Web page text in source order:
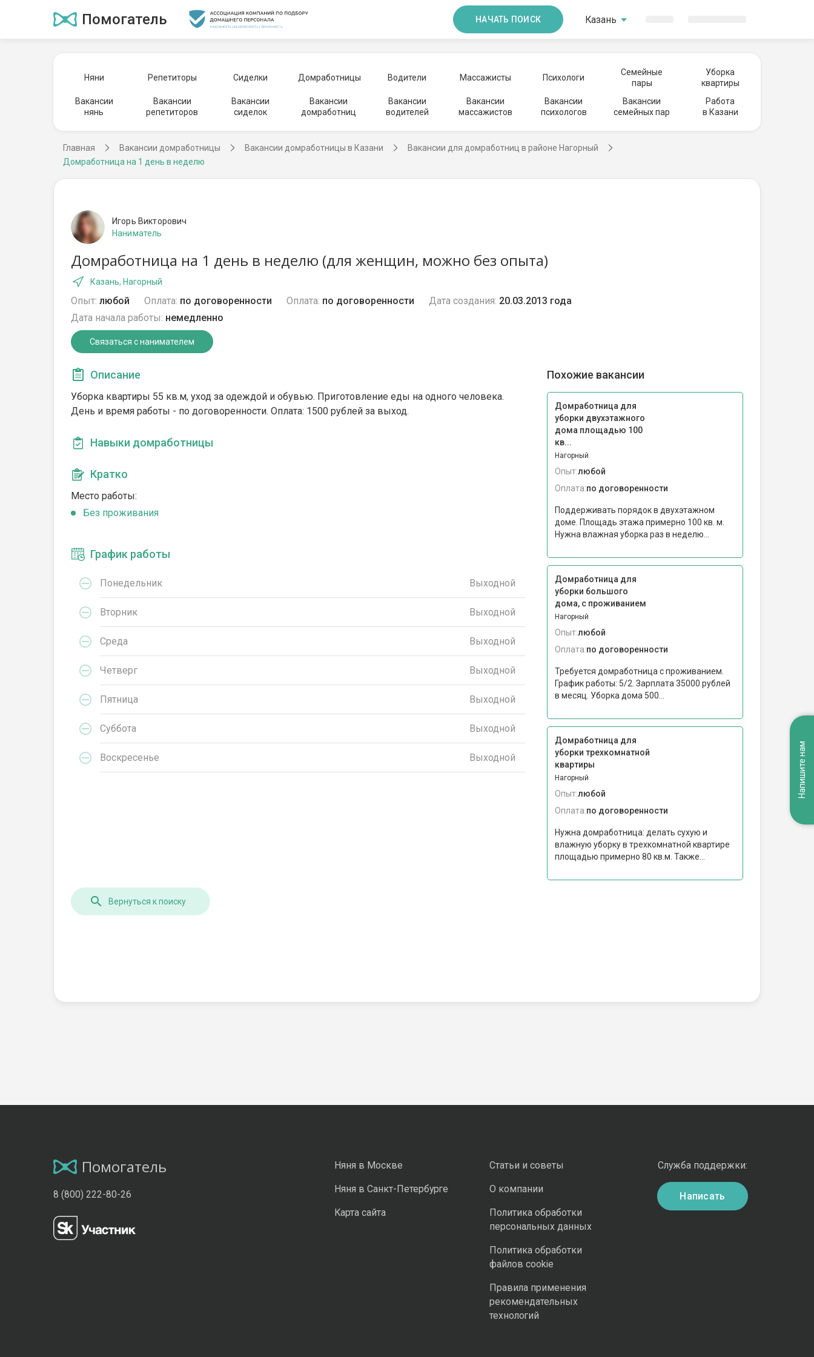
Помогатель НАЧАТЬ ПОИСК Казань
Няни Репетиторы Сиделки Домработницы Водители Массажисты Психологи
Семейные
пары
Уборка
квартиры
Вакансии
нянь
Вакансии
репетиторов
Вакансии
сиделок
Вакансии
домработниц
Вакансии
водителей
Вакансии
массажистов
Вакансии
психологов
Вакансии
семейных пар
Работа
в Казани
Главная Вакансии домработницы Вакансии домработницы в Казани
Вакансии для домработниц в районе Нагорный
Домработница на 1 день в неделю
Игорь Викторович
Наниматель
Домработница на 1 день в неделю (для женщин, можно без опыта)
Казань, Нагорный
Опыт: любой Оплата: по договоренности Оплата: по договоренности Дата создания: 20.03.2013 года
Дата начала работы: немедленно
Связаться с нанимателем
Описание
Уборка квартиры 55 кв.м, уход за одеждой и обувью. Приготовление еды на одного человека.
День и время работы - по договоренности. Оплата: 1500 рублей за выход.
Навыки домработницы
Кратко
Место работы:
Без проживания
График работы
Понедельник Выходной
Вторник Выходной
Среда Выходной
Четверг Выходной
Пятница Выходной
Суббота Выходной
Воскресенье Выходной
Похожие вакансии
Домработница для
уборки двухэтажного
дома площадью 100
кв...
Нагорный
Опыт:любой
Оплата:по договоренности
Поддерживать порядок в двухэтажном
доме. Площадь этажа примерно 100 кв. м.
Нужна влажная уборка раз в неделю...
Домработница для
уборки большого
дома, с проживанием
Нагорный
Опыт:любой
Оплата:по договоренности
Требуется домработница с проживанием.
График работы: 5/2. Зарплата 35000 рублей
в месяц. Уборка дома 500...
Домработница для
уборки трехкомнатной
квартиры
Нагорный
Опыт:любой
Оплата:по договоренности
Нужна домработница: делать сухую и
влажную уборку в трехкомнатной квартире
площадью примерно 80 кв.м. Также...
Вернуться к поиску
Помогатель
8 (800) 222-80-26
Няня в Москве
Няня в Санкт-Петербурге
Карта сайта
Статьи и советы
О компании
Политика обработки
персональных данных
Политика обработки
файлов cookie
Правила применения
рекомендательных
технологий
Служба поддержки:
Написать
Напишите нам